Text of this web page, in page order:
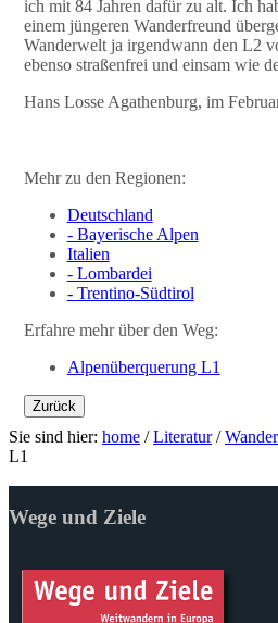
ich mit 84 Jahren dafür zu alt. Ich
einem jüngeren Wanderfreund
Wanderwelt ja irgendwann den L2
ebenso straßenfrei und einsam wie
Hans Losse Agathenburg, im
Mehr zu den Regionen:
Deutschland
- Bayerische Alpen
Italien
- Lombardei
- Trentino-Südtirol
Erfahre mehr über den Weg:
Alpenüberquerung L1
Zurück
Sie sind hier: home /Literatur/
L1
Wege und Ziele